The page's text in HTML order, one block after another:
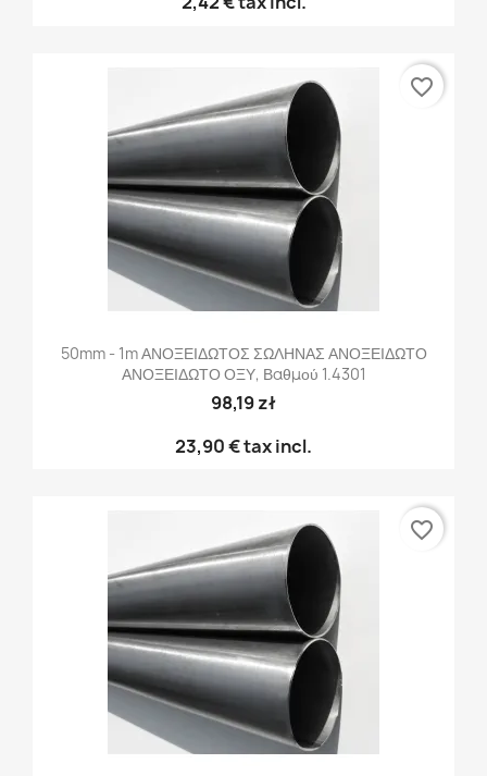
50mm - 1m ΑΝΟΞΕΙΔΩΤΟΣ ΣΩΛΗΝΑΣ ΑΝΟΞΕΙΔΩΤΟ
ΑΝΟΞΕΙΔΩΤΟ ΟΞΥ, Βαθμού 1.4301
98,19 zł
23,90 €tax incl.
favorite_border
favorite_border